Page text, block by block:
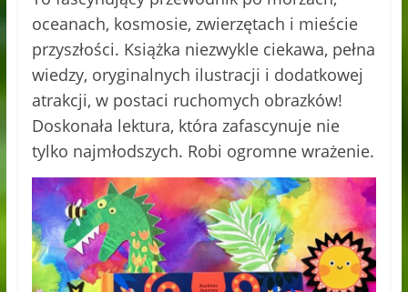
oceanach, kosmosie, zwierzętach i mieście
przyszłości. Książka niezwykle ciekawa, pełna
wiedzy, oryginalnych ilustracji i dodatkowej
atrakcji, w postaci ruchomych obrazków!
Doskonała lektura, która zafascynuje nie
tylko najmłodszych. Robi ogromne wrażenie.